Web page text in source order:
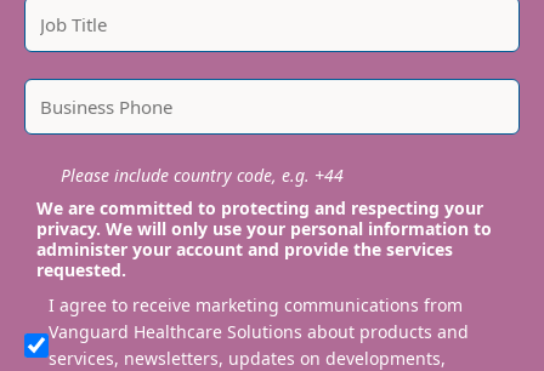
Please include country code, e.g. +44
We are committed to protecting and respecting your
privacy. We will only use your personal information to
administer your account and provide the services
requested.
I agree to receive marketing communications from
Vanguard Healthcare Solutions about products and
services, newsletters, updates on developments,